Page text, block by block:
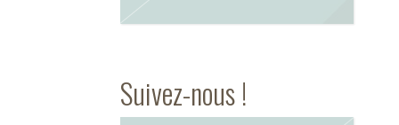
Suivez-nous !